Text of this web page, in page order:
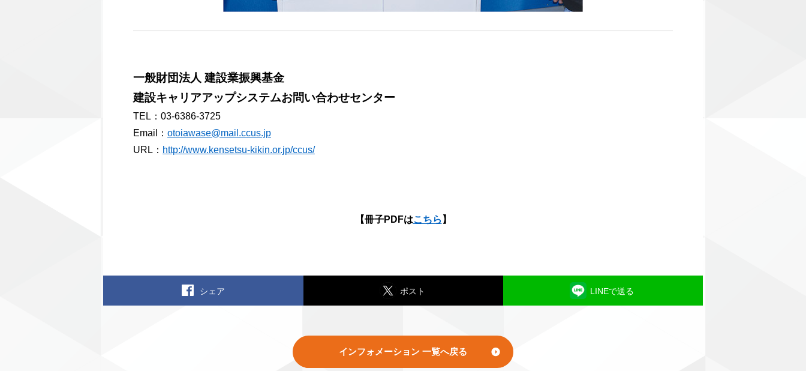
一般財団法人 建設業振興基金
建設キャリアアップシステムお問い合わせセンター
TEL：03-6386-3725
Email： otoiawase@mail.ccus.jp
URL： http://www.kensetsu-kikin.or.jp/ccus/
【冊子PDFはこちら 】
シェア ポスト LINEで送る
インフォメーション 一覧へ戻る